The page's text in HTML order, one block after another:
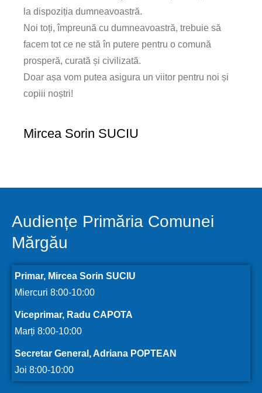
la dispoziția dumneavoastră.
Noi toți, împreună cu dumneavoastră, trebuie să
facem tot ce ne stă în putere pentru o comună
prosperă, curată și civilizată.
Doar așa vom putea asigura un viitor pentru noi și
copiii noștri!
Mircea Sorin SUCIU
Audiențe Primăria Comunei
Mărgău
Primar, Mircea Sorin SUCIU
Miercuri 8:00-10:00
Viceprimar, Radu CAPOTA
Marți 8:00-10:00
Secretar General, Adriana POPTEAN
Joi 8:00-10:00